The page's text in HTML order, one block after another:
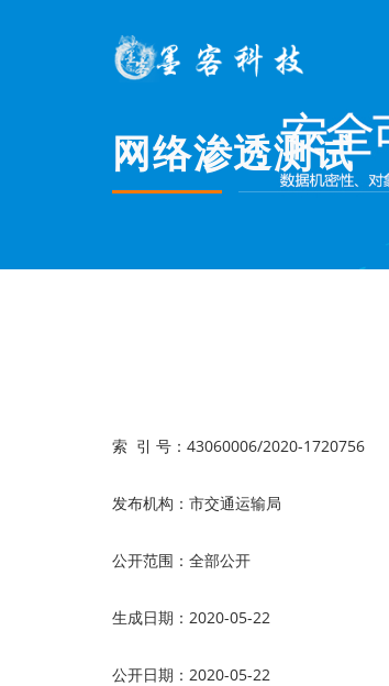
网络渗透测试
索 引 号：43060006/2020-1720756
发布机构：市交通运输局
公开范围：全部公开
生成日期：2020-05-22
公开日期：2020-05-22